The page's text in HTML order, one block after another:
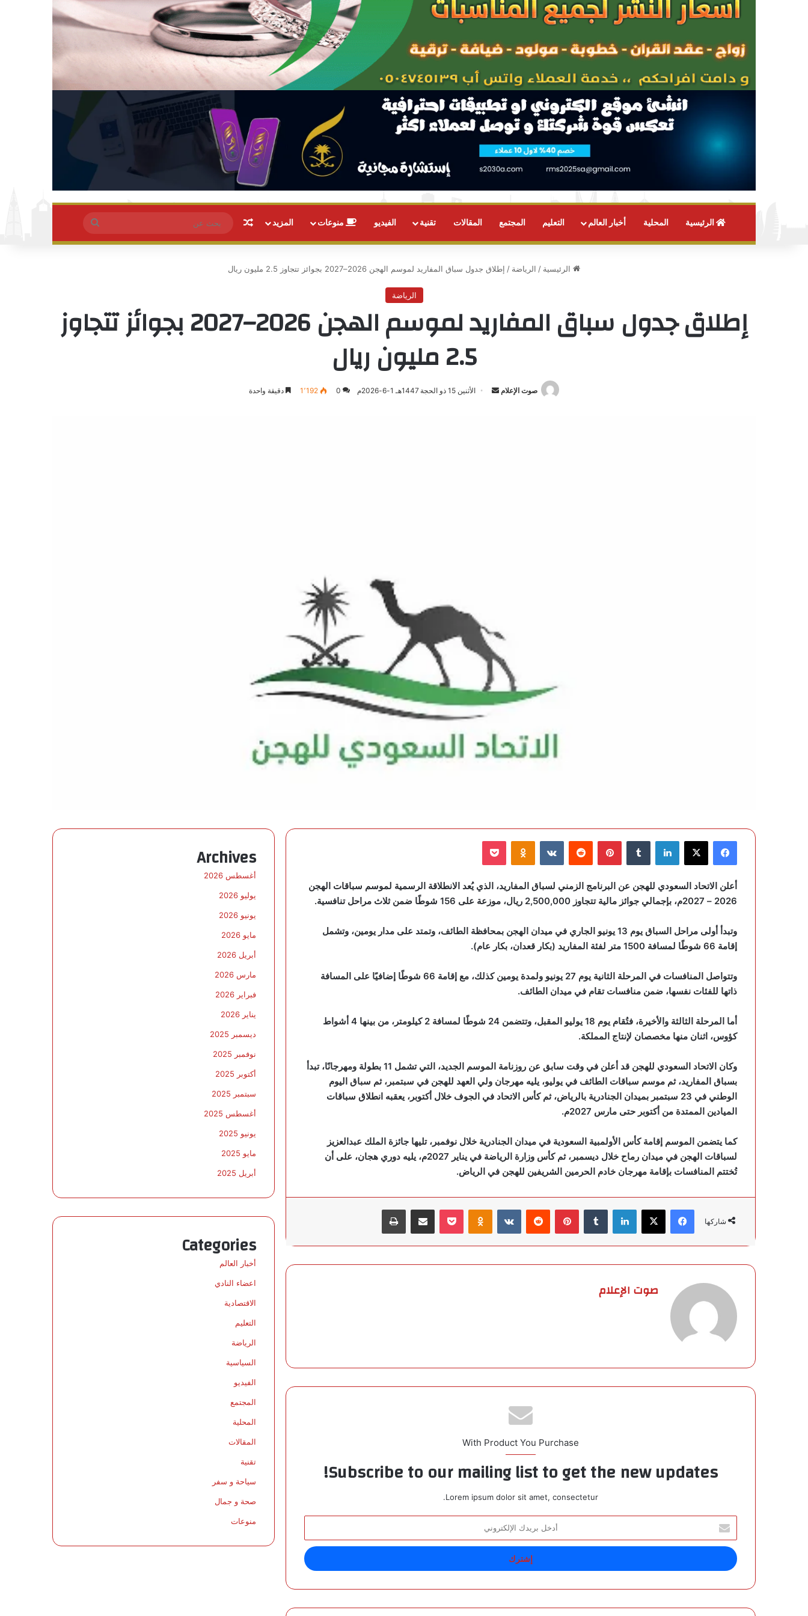
الرئيسية المحلية أخبار العالم التعليم المجتمع المقالات تقنية الفيديو منوعات المزيد مقال عشوائي
عن
الرئيسية / الرياضة / إطلاق جدول سباق المفاريد لموسم الهجن 2026–2027 بجوائز تتجاوز 2.5 مليون ريال
الرياضة
إطلاق جدول سباق المفاريد لموسم الهجن 2026–2027 بجوائز تتجاوز
2.5 مليون ريال
صوت الإعلام
أرسلالأثنين 15 ذو الحجة 1447هـ 1-6-2026م 0 1٬192 دقيقة واحدة
فيسبوك لينكدإن بينتيريست
أعلن الاتحاد السعودي للهجن عن البرنامج الزمني لسباق المفاريد، الذي يُعد الانطلاقة الرسمية لموسم سباقات الهجن
2026 – 2027م، بإجمالي جوائز مالية تتجاوز 2,500,000 ريال، موزعة على 156 شوطًا ضمن ثلاث مراحل تنافسية.
وتبدأ أولى مراحل السباق يوم 13 يونيو الجاري في ميدان الهجن بمحافظة الطائف، وتمتد على مدار يومين، وتشمل
إقامة 66 شوطًا لمسافة 1500 متر لفئة المفاريد (بكار قعدان، بكار عام).
وتتواصل المنافسات في المرحلة الثانية يوم 27 يونيو ولمدة يومين كذلك، مع إقامة 66 شوطًا إضافيًا على المسافة
ذاتها للفئات نفسها، ضمن منافسات تقام في ميدان الطائف.
أما المرحلة الثالثة والأخيرة، فتُقام يوم 18 يوليو المقبل، وتتضمن 24 شوطًا لمسافة 2 كيلومتر، من بينها 4 أشواط
كؤوس، اثنان منها مخصصان لإنتاج المملكة.
وكان الاتحاد السعودي للهجن قد أعلن في وقت سابق عن روزنامة الموسم الجديد، التي تشمل 11 بطولة ومهرجانًا، تبدأ
بسباق المفاريد، ثم موسم سباقات الطائف في يوليو، يليه مهرجان ولي العهد للهجن في سبتمبر، ثم سباق اليوم
الوطني في 23 سبتمبر بميدان الجنادرية بالرياض، ثم كأس الاتحاد في الجوف خلال أكتوبر، يعقبه انطلاق سباقات
الميادين الممتدة من أكتوبر حتى مارس 2027م.
كما يتضمن الموسم إقامة كأس الأولمبية السعودية في ميدان الجنادرية خلال نوفمبر، تليها جائزة الملك عبدالعزيز
لسباقات الهجن في ميدان رماح خلال ديسمبر، ثم كأس وزارة الرياضة في يناير 2027م، يليه دوري هجان، على أن
تُختتم المنافسات بإقامة مهرجان خادم الحرمين الشريفين للهجن في الرياض.
شاركها
فيسبوك لينكدإن بينتيريست
صوت الإعلام
With Product You Purchase
Subscribe to our mailing list to get the new updates!
Lorem ipsum dolor sit amet, consectetur.
خ
ل
د
Archives
أغسطس 2026
يوليو 2026
يونيو 2026
مايو 2026
أبريل 2026
مارس 2026
فبراير 2026
يناير 2026
ديسمبر 2025
نوفمبر 2025
أكتوبر 2025
سبتمبر 2025
أغسطس 2025
يونيو 2025
مايو 2025
أبريل 2025
Categories
أخبار العالم
اعضاء النادي
الاقتصادية
التعليم
الرياضة
السياسية
الفيديو
المجتمع
المحلية
المقالات
تقنية
سياحة و سفر
صحة و جمال
منوعات